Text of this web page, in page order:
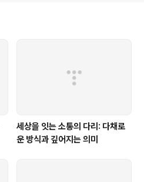
세상을 잇는 소통의 다리: 다채로
운 방식과 깊어지는 의미